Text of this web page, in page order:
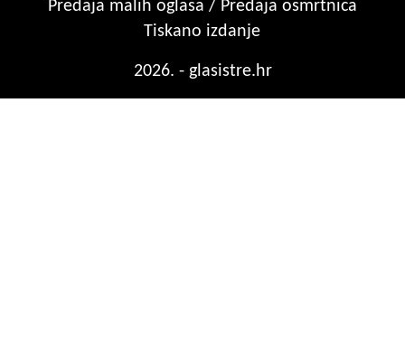
Predaja malih oglasa / Predaja osmrtnica
Tiskano izdanje
2026. - glasistre.hr